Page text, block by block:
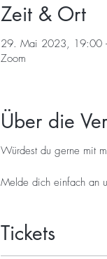
Zeit & Ort
29. Mai 2023, 19:00
Zoom
Über die
Würdest du gerne mit
Melde dich einfach an
Tickets